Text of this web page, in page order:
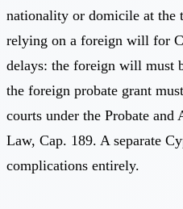
nationality or domicile at the
relying on a foreign will for
delays: the foreign will must
the foreign probate grant
courts under the Probate
Law, Cap. 189. A separate
complications entirely.